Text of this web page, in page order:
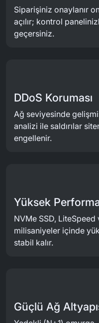
Siparişiniz onaylanır
açılır; kontrol
geçersiniz.
DDoS Koruması
Ağ seviyesinde
analizi ile saldırılar
engellenir.
Yüksek
NVMe SSD, LiteSpeed
milisaniyeler içinde
stabil kalır.
Güçlü Ağ